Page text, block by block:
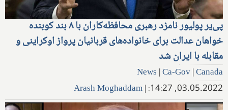
پی‌یر پولیور نامزد رهبری محافظه‌کاران با ۸ بند کوبنده
خواهان عدالت برای خانواده‌های قربانیان پرواز اوکراینی و
مقابله با ایران شد
News |Ca-Gov|Canada
03.05.2022, 14:27:
|
Arash Moghaddam